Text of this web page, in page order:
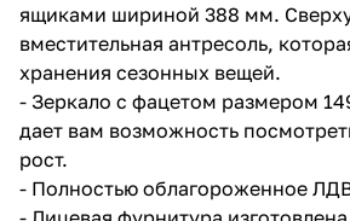
ящиками шириной 388 мм.
вместительная антресоль,
хранения сезонных вещей.
- Зеркало с фацетом размером
дает вам возможность
рост.
- Полностью облагороженное